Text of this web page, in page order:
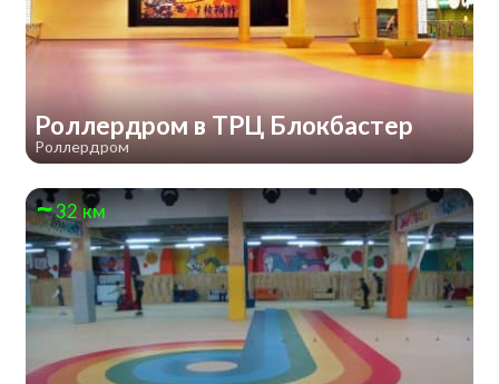
Роллердром в ТРЦ Блокбастер
Роллердром
32 км